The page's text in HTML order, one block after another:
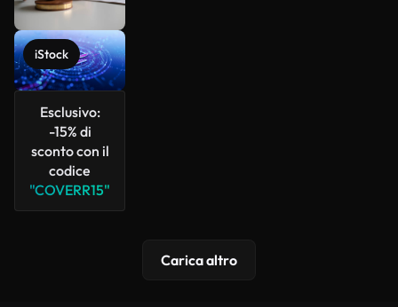
iStock
Esclusivo:
-15% di
sconto con il
codice
"COVERR15"
Carica altro